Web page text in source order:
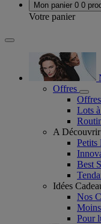
Mon panier 0 0
Votre panier
Offres
Lots
A Découvrir
Petits
Best
Idées
Nos
Pour